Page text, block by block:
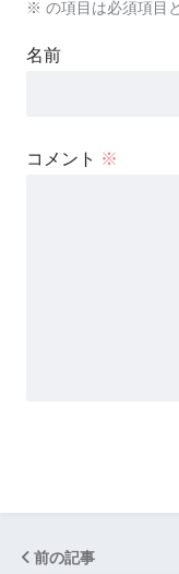
※ の項目は必須項目
名前
コメント ※
前の記事